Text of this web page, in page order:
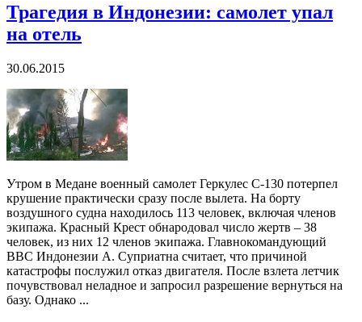
Трагедия в Индонезии: самолет упал
на отель
30.06.2015
Утром в Медане военный самолет Геркулес C-130 потерпел
крушение практически сразу после вылета. На борту
воздушного судна находилось 113 человек, включая членов
экипажа. Красный Крест обнародовал число жертв – 38
человек, из них 12 членов экипажа. Главнокомандующий
ВВС Индонезии А. Суприатна считает, что причиной
катастрофы послужил отказ двигателя. После взлета летчик
почувствовал неладное и запросил разрешение вернуться на
базу. Однако ...